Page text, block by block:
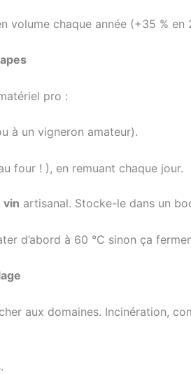
chaque année (+35 % en
pro :
à un vigneron amateur).
four ! ), en remuant chaque jour.
vin artisanal. Stocke-le dans un
d’abord à 60 °C sinon ça
aux domaines. Incinération,